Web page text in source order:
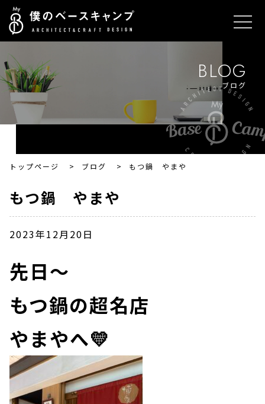
BLOG
ブログ
トップページ > ブログ > もつ鍋 やまや
もつ鍋 やまや
2023年12月20日
先日～
もつ鍋の超名店
やまやへ💛